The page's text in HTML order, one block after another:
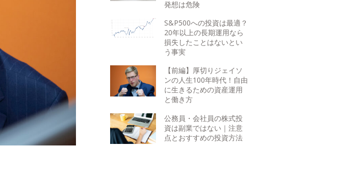
発想は危険
S&P500への投資は最適？
20年以上の長期運用なら
損失したことはないとい
う事実
【前編】厚切りジェイソ
ンの人生100年時代！自由
に生きるための資産運用
と働き方
公務員・会社員の株式投
資は副業ではない｜注意
点とおすすめの投資方法